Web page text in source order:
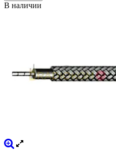
В наличии